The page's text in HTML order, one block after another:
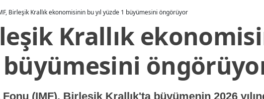
Birleşik Krallık ekonomisinin bu yıl yüzde 1 büyümesini öngörüyor
Krallık
büyümesini
(IMF), Birleşik Krallık'ta büyümenin 2026